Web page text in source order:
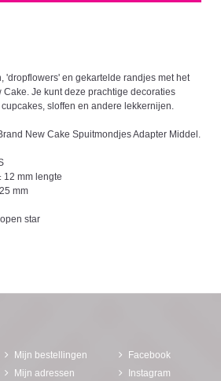
'dropflowers' en gekartelde randjes met het
Je kunt deze prachtige decoraties
sloffen en andere lekkernijen.
New Cake Spuitmondjes Adapter Middel.
mm lengte
mm
star
Mijn bestellingen
Mijn adressen
Facebook
Instagram